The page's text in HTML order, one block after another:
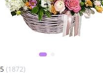
5 (1872)